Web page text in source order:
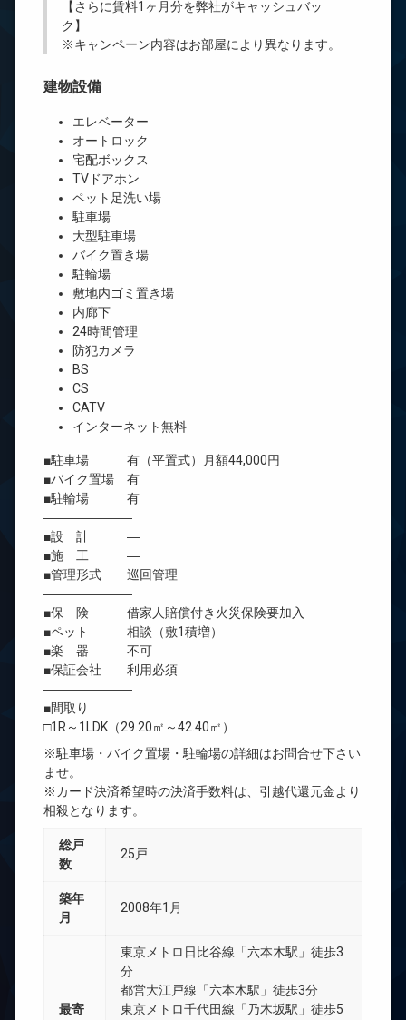
【さらに賃料1ヶ月分を弊社がキャッシュバッ
ク】
※キャンペーン内容はお部屋により異なります。
建物設備
エレベーター
オートロック
宅配ボックス
TVドアホン
ペット足洗い場
駐車場
大型駐車場
バイク置き場
駐輪場
敷地内ゴミ置き場
内廊下
24時間管理
防犯カメラ
BS
CS
CATV
インターネット無料
■駐車場 有（平置式）月額44,000円
■バイク置場 有
■駐輪場 有
―――――――
■設 計 ―
■施 工 ―
■管理形式 巡回管理
―――――――
■保 険 借家人賠償付き火災保険要加入
■ペット 相談（敷1積増）
■楽 器 不可
■保証会社 利用必須
―――――――
■間取り
□1R～1LDK（29.20㎡～42.40㎡）
※駐車場・バイク置場・駐輪場の詳細はお問合せ下さい
ませ。
※カード決済希望時の決済手数料は、引越代還元金より
相殺となります。
総戸
数
25戸
築年
月
2008年1月
最寄
東京メトロ日比谷線「六本木駅」徒歩3
分
都営大江戸線「六本木駅」徒歩3分
東京メトロ千代田線「乃木坂駅」徒歩5